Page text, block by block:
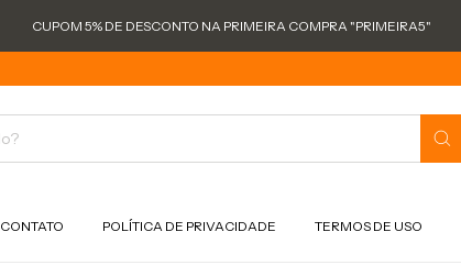
CUPOM 5% DE DESCONTO NA PRIMEIRA COMPRA "PRIMEIRA5"
CONTATO POLÍTICA DE PRIVACIDADE TERMOS DE USO